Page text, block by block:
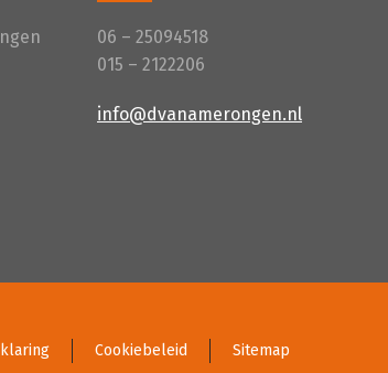
06 – 25094518
015 – 2122206
info@dvanamerongen.nl
Cookiebeleid Sitemap